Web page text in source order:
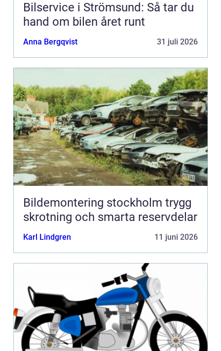
Bilservice i Strömsund: Så tar du
hand om bilen året runt
Anna Bergqvist 31 juli 2026
Bildemontering stockholm trygg
skrotning och smarta reservdelar
Karl Lindgren 11 juni 2026